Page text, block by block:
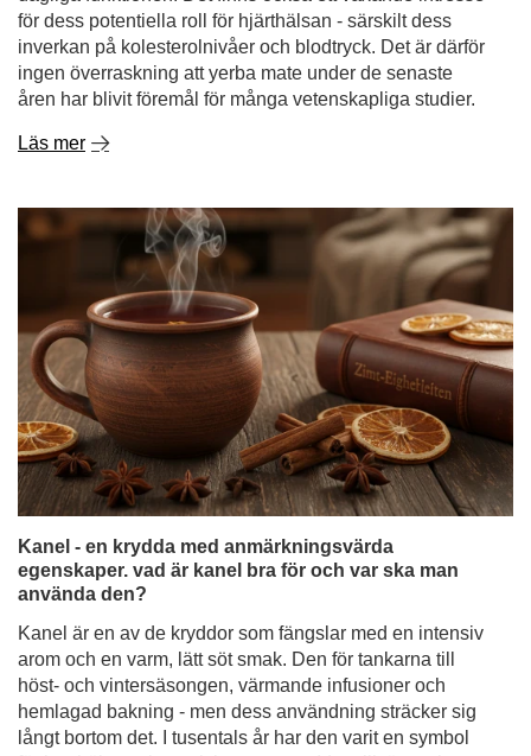
Kanel - en krydda med anmärkningsvärda
egenskaper. vad är kanel bra för och var ska man
använda den?
Kanel är en av de kryddor som fängslar med en intensiv
arom och en varm, lätt söt smak. Den för tankarna till
höst- och vintersäsongen, värmande infusioner och
hemlagad bakning - men dess användning sträcker sig
långt bortom det. I tusentals år har den varit en symbol
för lyx, hälsa och exotiskt ursprung. Idag tillsätter vi
bara för smakens skull, utan också för kanelens många
hälsoegenskaper.
Läs mer